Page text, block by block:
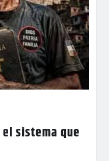
sistema que